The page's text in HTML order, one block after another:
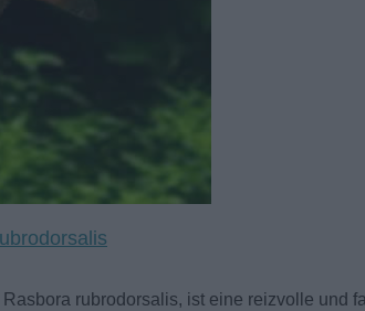
rubrodorsalis, ist eine reizvolle und